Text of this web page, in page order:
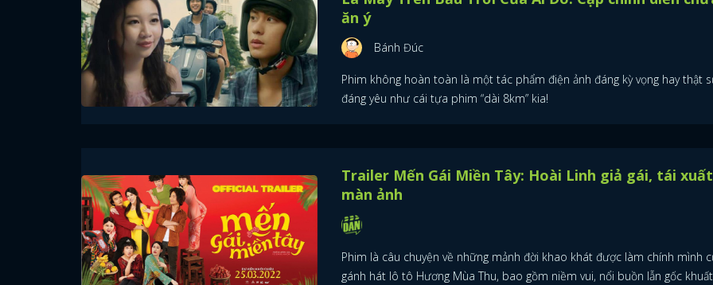
ăn ý
Bánh Đúc
Phim không hoàn toàn là một tác phẩm điện ảnh đáng kỳ vọng hay thật
đáng yêu như cái tựa phim “dài 8km” kia!
Trailer Mến Gái Miền Tây: Hoài Linh giả gái, tái xuất
màn ảnh
Phim là câu chuyện về những mảnh đời khao khát được làm chính mình
gánh hát lô tô Hương Mùa Thu, bao gồm niềm vui, nổi buồn lẫn gốc khuất